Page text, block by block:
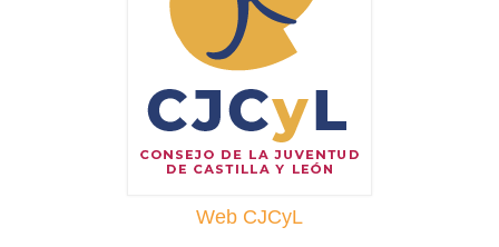
Web CJCyL